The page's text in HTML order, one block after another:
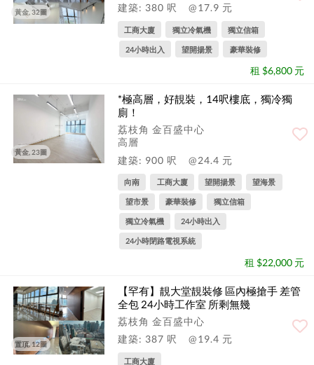
黃金, 32圖
建築: 380 呎
@17.9 元
工商大廈 獨立冷氣機 獨立信箱
24小時出入 望開揚景 豪華裝修
租 $6,800 元
黃金, 23圖
*極高層，好靚裝，14呎樓底，獨冷獨
廁！
荔枝角 金百盛中心
高層
建築: 900 呎
@24.4 元
向南 工商大廈 望開揚景 望海景
望市景 豪華裝修 獨立信箱
獨立冷氣機 24小時出入
24小時閉路電視系統
租 $22,000 元
置頂, 12圖
【罕有】靚大堂靚裝修 區內極搶手 差管
全包 24小時工作室 所剩無幾
荔枝角 金百盛中心
建築: 387 呎
@19.4 元
工商大廈